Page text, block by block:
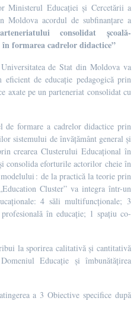
Ministerul Educației și Cercetării a
Moldova acordul de subfinanțare a
consolidat școală-
formarea cadrelor didactice”
Universitatea de Stat din Moldova va
de educație pedagogică prin
axate pe un parteneriat consolidat cu
de formare a cadrelor didactice prin
sistemului de învățământ general și
creareaClusterului Educațional în
consolida eforturile actorilor cheie în
: de la practică la teorie prin
Cluster” va integra într-un
4 săli multifuncționale; 3
în educație; 1 spațiu co-
la sporirea calitativă și cantitativă
Educație și îmbunătățirea
a 3 Obiective specifice după